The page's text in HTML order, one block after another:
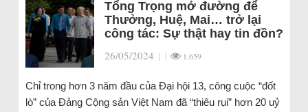
Tổng Trọng mở đường để
Thưởng, Huệ, Mai… trở lại
công tác: Sự thật hay tin đồn?
26/05/2024 | | 1.659
Chỉ trong hơn 3 năm đầu của Đại hội 13, công cuộc “đốt
lò” của Đảng Cộng sản Việt Nam đã “thiêu rụi” hơn 20 uỷ